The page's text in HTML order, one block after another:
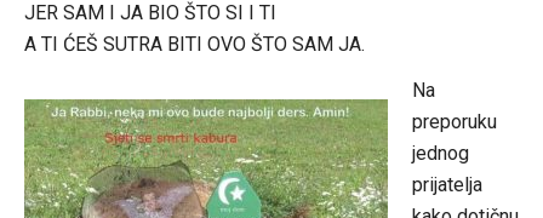
JER SAM I JA BIO ŠTO SI I TI
A TI ĆEŠ SUTRA BITI OVO ŠTO SAM JA.
Na
preporuku
jednog
prijatelja